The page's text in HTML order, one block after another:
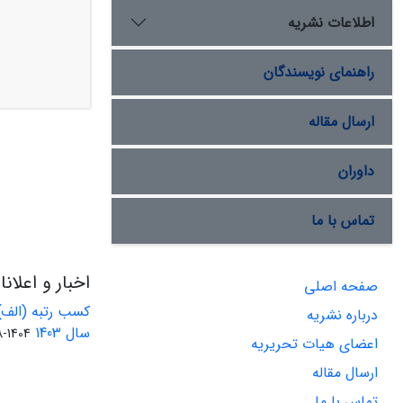
اطلاعات نشریه
راهنمای نویسندگان
ارسال مقاله
داوران
تماس با ما
صفحه اصلی
درباره نشریه
اعضای هیات تحریریه
ارسال مقاله
اخبار و
کسب رتبه
سال 1403
1404-08-01